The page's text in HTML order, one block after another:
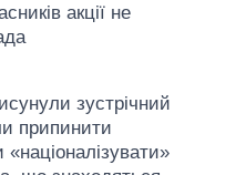
акції не
зустрічний
припинити